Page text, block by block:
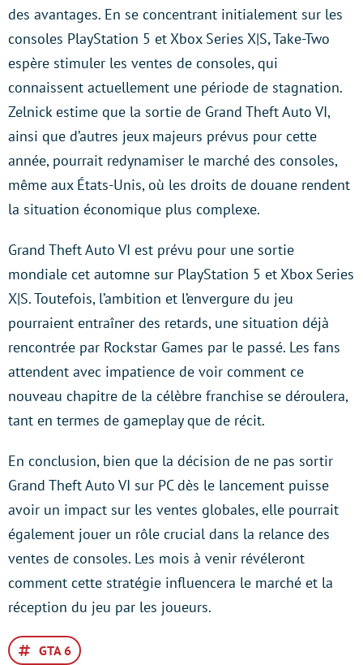
des avantages. En se concentrant initialement sur les
consoles PlayStation 5 et Xbox Series X|S, Take-Two
espère stimuler les ventes de consoles, qui
connaissent actuellement une période de stagnation.
Zelnick estime que la sortie de Grand Theft Auto VI,
ainsi que d’autres jeux majeurs prévus pour cette
année, pourrait redynamiser le marché des consoles,
même aux États-Unis, où les droits de douane rendent
la situation économique plus complexe.
Grand Theft Auto VI est prévu pour une sortie
mondiale cet automne sur PlayStation 5 et Xbox Series
X|S. Toutefois, l’ambition et l’envergure du jeu
pourraient entraîner des retards, une situation déjà
rencontrée par Rockstar Games par le passé. Les fans
attendent avec impatience de voir comment ce
nouveau chapitre de la célèbre franchise se déroulera,
tant en termes de gameplay que de récit.
En conclusion, bien que la décision de ne pas sortir
Grand Theft Auto VI sur PC dès le lancement puisse
avoir un impact sur les ventes globales, elle pourrait
également jouer un rôle crucial dans la relance des
ventes de consoles. Les mois à venir révéleront
comment cette stratégie influencera le marché et la
réception du jeu par les joueurs.
GTA 6